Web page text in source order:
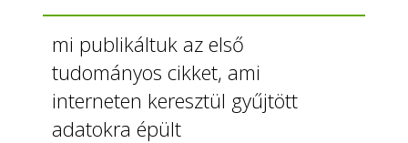
mi publikáltuk az első
tudományos cikket, ami
interneten keresztül gyűjtött
adatokra épült